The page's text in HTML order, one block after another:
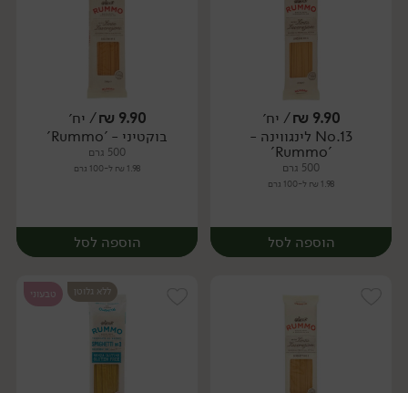
יח׳ יח׳
9.90
₪/ יח׳
No.13 לינגווינה -
'Rummo'
500 גרם
1.98 ₪ ל-100 גרם
הוספה לסל
9.90
₪/ יח׳
בוקטיני - 'Rummo'
500 גרם
1.98 ₪ ל-100 גרם
הוספה לסל
ללא גלוטן טבעוני